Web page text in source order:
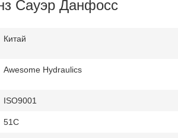
Сауэр Данфосс
Китай
Awesome Hydraulics
ISO9001
51C